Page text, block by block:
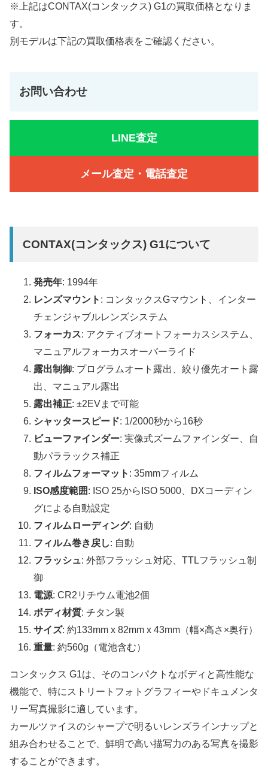
※上記はCONTAX(コンタックス) G1の買取価格となりま
す。
別モデルは下記の買取価格表をご確認ください。
お問い合わせ
LINE査定
メール査定・電話査定
CONTAX(コンタックス) G1について
発売年: 1994年
レンズマウント : コンタックスGマウント、インター
チェンジャブルレンズシステム
フォーカス: アクティブオートフォーカスシステム、
マニュアルフォーカスオーバーライド
露出制御: プログラムオート露出、絞り優先オート露
出、マニュアル露出
露出補正: ±2EVまで可能
シャッタースピード: 1/2000秒から16秒
ビューファインダー: 実像式ズームファインダー、自
動パララックス補正
フィルムフォーマット : 35mmフィルム
ISO感度範囲: ISO 25からISO 5000、DXコーディン
グによる自動設定
フィルムローディング: 自動
フィルム巻き戻し: 自動
フラッシュ: 外部フラッシュ対応、TTLフラッシュ制
御
電源: CR2リチウム電池2個
ボディ材質: チタン製
サイズ: 約133mm x 82mm x 43mm（幅×高さ×奥行）
重量: 約560g（電池含む）
コンタックス G1は、そのコンパクトなボディと高性能な
機能で、特にストリートフォトグラフィーやドキュメンタ
リー写真撮影に適しています。
カールツァイスのシャープで明るいレンズラインナップと
組み合わせることで、鮮明で高い描写力のある写真を撮影
することができます。